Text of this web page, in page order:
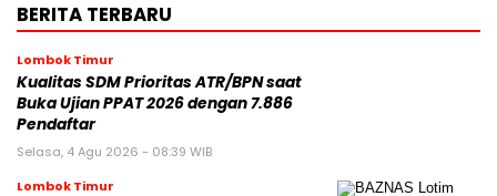
BERITA TERBARU
Lombok Timur
Kualitas SDM Prioritas ATR/BPN saat
Buka Ujian PPAT 2026 dengan 7.886
Pendaftar
Selasa, 4 Agu 2026 - 08:39 WIB
Lombok Timur